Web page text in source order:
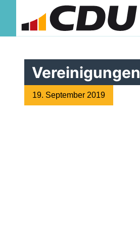
Vereinigungen
19. September 2019